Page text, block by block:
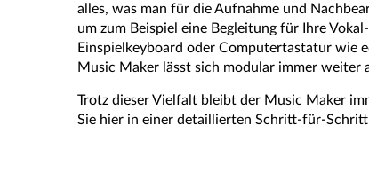
alles, was man für die Aufnahme und
um zum Beispiel eine Begleitung für Ihre
Einspielkeyboard oder Computertastatur wie
Music Maker lässt sich modular immer weiter
Trotz dieser Vielfalt bleibt der Music Maker
Sie hier in einer detaillierten Schritt-für-